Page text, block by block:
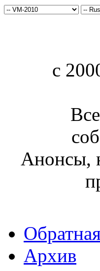
c
Анонсы,
Архив